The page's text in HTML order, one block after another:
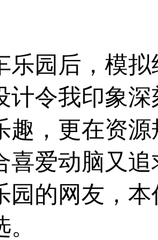
乐园后，模
计令我印象
趣，更在资
喜爱动脑又
园的网友，